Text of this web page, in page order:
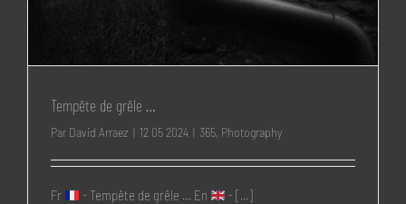
Tempête de grêle …
Par David Arraez | 12 05 2024 | 365, Photography
Fr - Tempête de grêle … En - [...]